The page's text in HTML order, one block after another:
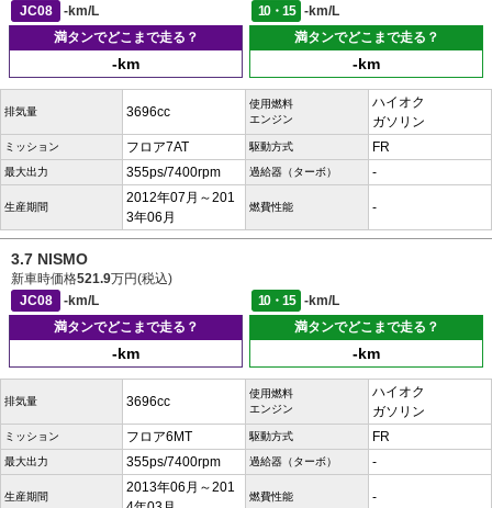
JC08
-km/L 10・15
-km/L
満タンでどこまで走る？
-km
満タンでどこまで走る？
-km
排気量 3696cc
使用燃料
エンジン
ハイオク
ガソリン
ミッション フロア7AT 駆動方式 FR
最大出力 355ps/7400rpm 過給器（ターボ） -
生産期間
2012年07月～201
3年06月
燃費性能 -
3.7 NISMO
新車時価格521.9万円(税込)
JC08
-km/L 10・15
-km/L
満タンでどこまで走る？
-km
満タンでどこまで走る？
-km
排気量 3696cc
使用燃料
エンジン
ハイオク
ガソリン
ミッション フロア6MT 駆動方式 FR
最大出力 355ps/7400rpm 過給器（ターボ） -
生産期間
2013年06月～201
燃費性能 -